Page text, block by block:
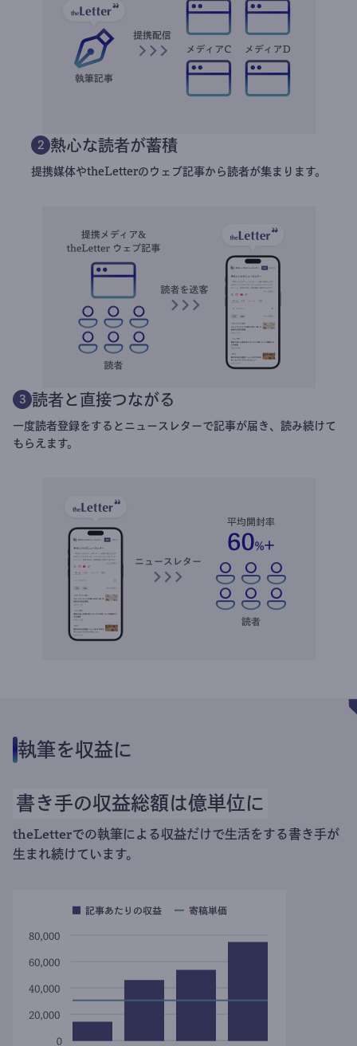
2 熱心な読者が蓄積
提携媒体やtheLetterのウェブ記事から読者が集まります。
3 読者と直接つながる
一度読者登録をするとニュースレターで記事が届き、読み続けて
もらえます。
執筆を収益に
書き手の収益総額は億単位に
theLetterでの執筆による収益だけで生活をする書き手が
生まれ続けています。